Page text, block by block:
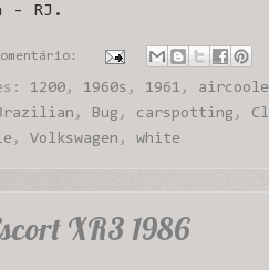
- RJ.
1200 , 1960s , 1961 ,
, Bug , carspotting ,
, Volkswagen , white
XR3 1986